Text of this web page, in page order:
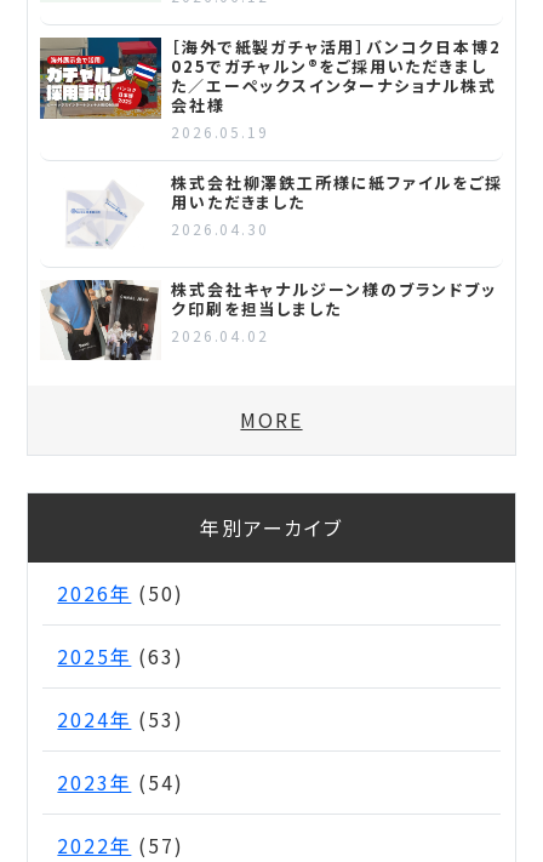
［海外で紙製ガチャ活用］バンコク日本博2
025でガチャルン®をご採用いただきまし
た／エーペックスインターナショナル株式
会社様
2026.05.19
株式会社柳澤鉄工所様に紙ファイルをご採
用いただきました
2026.04.30
株式会社キャナルジーン様のブランドブッ
ク印刷を担当しました
2026.04.02
MORE
年別アーカイブ
2026年 (50)
2025年 (63)
2024年 (53)
2023年 (54)
2022年 (57)